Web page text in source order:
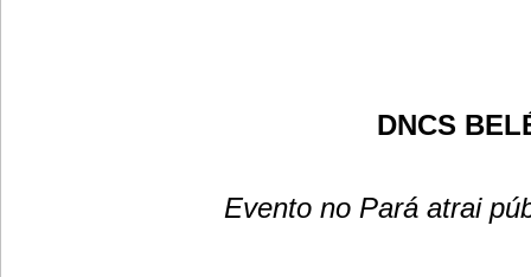
DNCS
Evento no Pará atrai